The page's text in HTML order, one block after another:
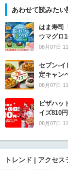
あわせて読みたい
はま寿司
ウマグロ
08月07日
セブン‐
定キャン
08月07日
ピザハッ
イズ810
08月07日
トレンド | アクセス